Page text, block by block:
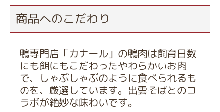
お買い物を続ける カートへ進む
商品へのこだわり
鴨専門店「カナール」の鴨肉は飼育日数
にも餌にもこだわったやわらかいお肉
で、しゃぶしゃぶのように食べられるも
のを、厳選しています。出雲そばとのコ
ラボが絶妙な味わいです。